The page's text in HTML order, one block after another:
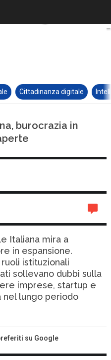
Cittadinanza digitale
burocrazia in
Italiana mira a
in espansione.
istituzionali
sollevano dubbi sulla
imprese, startup e
nel lungo periodo
su Google